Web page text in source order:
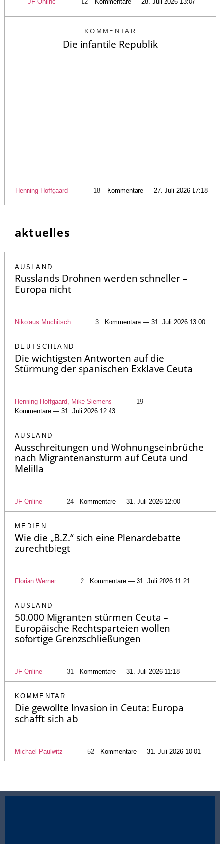
JF-Online 12 Kommentare — 28. Juli 2026 13:07
KOMMENTAR
Die infantile Republik
Henning Hoffgaard 18 Kommentare — 27. Juli 2026 17:18
aktuelles
AUSLAND
Russlands Drohnen werden schneller –
Europa nicht
Nikolaus Muchitsch 3 Kommentare — 31. Juli 2026 13:00
DEUTSCHLAND
Die wichtigsten Antworten auf die
Stürmung der spanischen Exklave Ceuta
Henning Hoffgaard, Mike Siemens
19
Kommentare — 31. Juli 2026 12:43
AUSLAND
Ausschreitungen und Wohnungseinbrüche
nach Migrantenansturm auf Ceuta und
Melilla
JF-Online 24 Kommentare — 31. Juli 2026 12:00
MEDIEN
Wie die „B.Z.“ sich eine Plenardebatte
zurechtbiegt
Florian Werner 2 Kommentare — 31. Juli 2026 11:21
AUSLAND
50.000 Migranten stürmen Ceuta –
Europäische Rechtsparteien wollen
sofortige Grenzschließungen
JF-Online 31 Kommentare — 31. Juli 2026 11:18
KOMMENTAR
Die gewollte Invasion in Ceuta: Europa
schafft sich ab
Michael Paulwitz 52 Kommentare — 31. Juli 2026 10:01